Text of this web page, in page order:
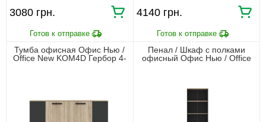
3080 грн. 4140 грн.
Тумба офисная Офис Нью /
Office New KOM4D Гербор 4-
Пенал / Шкаф с полками
офисный Офис Нью / Office